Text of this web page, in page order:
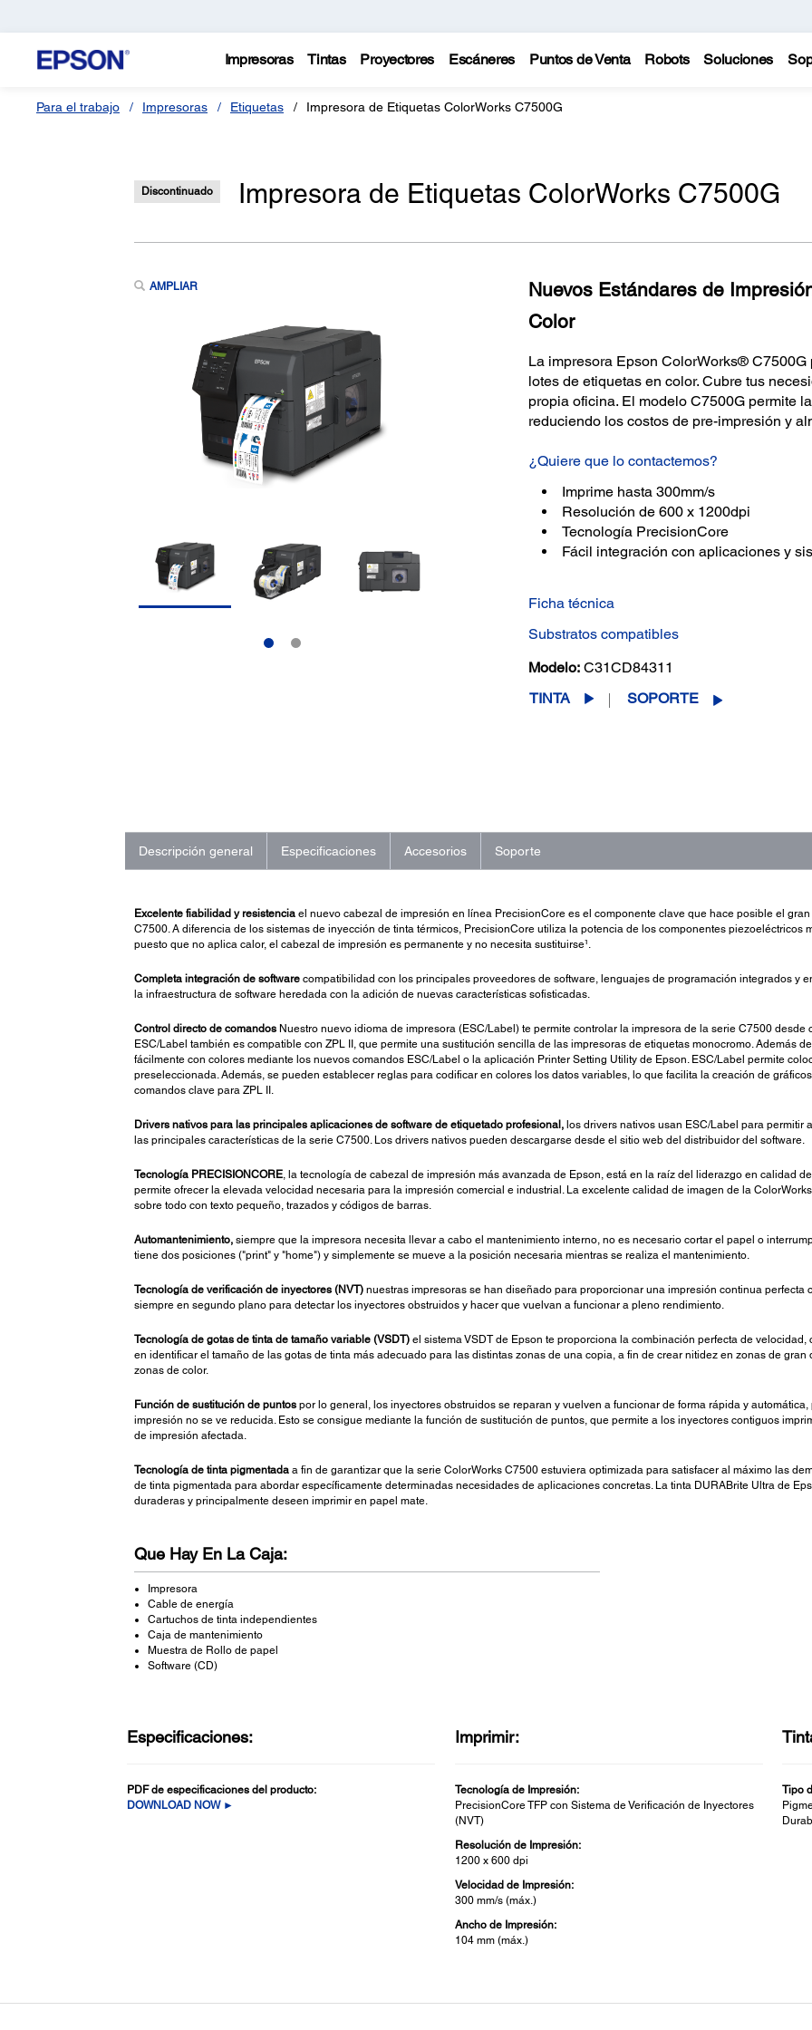
Impresoras Tintas Proyectores Escáneres Puntos de Venta Robots Soluciones
Para el trabajo Impresoras Etiquetas Impresora de Etiquetas ColorWorks C7500G
Discontinuado Impresora de Etiquetas ColorWorks C7500G
AMPLIAR
Nuevos Estándares de
Color
La impresora Epson ColorWorks®
lotes de etiquetas en color. Cubre tus
propia oficina. El modelo C7500G permite
reduciendo los costos de pre-impresión y
¿Quiere que lo contactemos?
Imprime hasta 300mm/s
Resolución de 600 x 1200dpi
Tecnología PrecisionCore
Fácil integración con aplicaciones y
Ficha técnica
Substratos compatibles
Modelo: C31CD84311
TINTA
SOPORTE
Descripción general Especificaciones Accesorios Soporte
Excelente fiabilidad y resistenciael nuevo cabezal de impresión en línea PrecisionCore es el componente clave que hace posible el
C7500. A diferencia de los sistemas de inyección de tinta térmicos, PrecisionCore utiliza la potencia de los componentes piezoeléctricos
puesto que no aplica calor, el cabezal de impresión es permanente y no necesita sustituirse¹.
Completa integración de softwarecompatibilidad con los principales proveedores de software, lenguajes de programación integrados y
la infraestructura de software heredada con la adición de nuevas características sofisticadas.
Control directo de comandosNuestro nuevo idioma de impresora (ESC/Label) te permite controlar la impresora de la serie C7500 desde
ESC/Label también es compatible con ZPL II, que permite una sustitución sencilla de las impresoras de etiquetas monocromo. Además
fácilmente con colores mediante los nuevos comandos ESC/Label o la aplicación Printer Setting Utility de Epson. ESC/Label permite
preseleccionada. Además, se pueden establecer reglas para codificar en colores los datos variables, lo que facilita la creación de
comandos clave para ZPL II.
Drivers nativos para las principales aplicaciones de software de etiquetado profesional, los drivers nativos usan ESC/Label para
las principales características de la serie C7500. Los drivers nativos pueden descargarse desde el sitio web del distribuidor del software.
Tecnología PRECISIONCORE, la tecnología de cabezal de impresión más avanzada de Epson, está en la raíz del liderazgo en calidad
permite ofrecer la elevada velocidad necesaria para la impresión comercial e industrial. La excelente calidad de imagen de la
sobre todo con texto pequeño, trazados y códigos de barras.
Automantenimiento, siempre que la impresora necesita llevar a cabo el mantenimiento interno, no es necesario cortar el papel o
tiene dos posiciones ("print" y "home") y simplemente se mueve a la posición necesaria mientras se realiza el mantenimiento.
Tecnología de verificación de inyectores (NVT)nuestras impresoras se han diseñado para proporcionar una impresión continua perfecta
siempre en segundo plano para detectar los inyectores obstruidos y hacer que vuelvan a funcionar a pleno rendimiento.
Tecnología de gotas de tinta de tamaño variable (VSDT)el sistema VSDT de Epson te proporciona la combinación perfecta de
en identificar el tamaño de las gotas de tinta más adecuado para las distintas zonas de una copia, a fin de crear nitidez en zonas de
zonas de color.
Función de sustitución de puntospor lo general, los inyectores obstruidos se reparan y vuelven a funcionar de forma rápida y
impresión no se ve reducida. Esto se consigue mediante la función de sustitución de puntos, que permite a los inyectores contiguos
de impresión afectada.
Tecnología de tinta pigmentadaa fin de garantizar que la serie ColorWorks C7500 estuviera optimizada para satisfacer al máximo las
de tinta pigmentada para abordar específicamente determinadas necesidades de aplicaciones concretas. La tinta DURABrite Ultra de
duraderas y principalmente deseen imprimir en papel mate.
Que Hay En La Caja:
Impresora
Cable de energía
Cartuchos de tinta independientes
Caja de mantenimiento
Muestra de Rollo de papel
Software (CD)
Especificaciones:
PDF de especificaciones del producto:
DOWNLOAD NOW ►
Imprimir:
Tecnología de Impresión:
PrecisionCore TFP con Sistema de Verificación de Inyectores
(NVT)
Resolución de Impresión:
1200 x 600 dpi
Velocidad de Impresión:
300 mm/s (máx.)
Ancho de Impresión:
104 mm (máx.)
Tipo